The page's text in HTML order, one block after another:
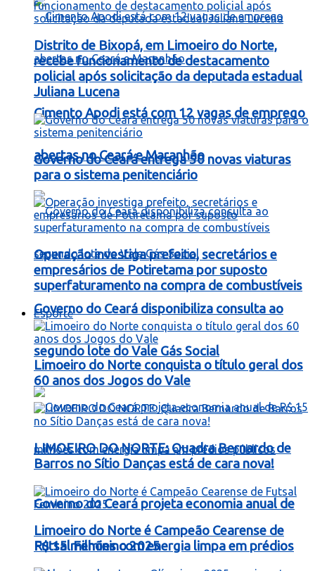
Cimento Apodi está com 12 vagas de emprego
abertas no Ceará e Maranhão
Governo do Ceará disponibiliza consulta ao
segundo lote do Vale Gás Social
Governo do Ceará projeta economia anual de
R$ 15 milhões com energia limpa em prédios
Distrito de Bixopá, em Limoeiro do Norte,
recebe funcionamento de destacamento
policial após solicitação da deputada estadual
Juliana Lucena
Governo do Ceará entrega 50 novas viaturas
para o sistema penitenciário
Operação investiga prefeito, secretários e
empresários de Potiretama por suposto
superfaturamento na compra de combustíveis
Esporte
Limoeiro do Norte conquista o título geral dos
60 anos dos Jogos do Vale
LIMOEIRO DO NORTE: Quadra Bernardo de
Barros no Sítio Danças está de cara nova!
Limoeiro do Norte é Campeão Cearense de
Futsal Feminino 2025